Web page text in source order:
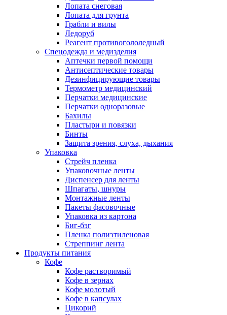
Лопата снеговая
Лопата для грунта
Грабли и вилы
Ледоруб
Реагент противогололедный
Спецодежда и медизделия
Аптечки первой помощи
Антисептические товары
Дезинфицирующие товары
Термометр медицинский
Перчатки медицинские
Перчатки одноразовые
Бахилы
Пластыри и повязки
Бинты
Защита зрения, слуха, дыхания
Упаковка
Стрейч пленка
Упаковочные ленты
Диспенсер для ленты
Шпагаты, шнуры
Монтажные ленты
Пакеты фасовочные
Упаковка из картона
Биг-бэг
Пленка полиэтиленовая
Стреппинг лента
Продукты питания
Кофе
Кофе растворимый
Кофе в зернах
Кофе молотый
Кофе в капсулах
Цикорий